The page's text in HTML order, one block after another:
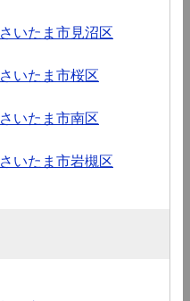
さいたま市見沼区
さいたま市桜区
さいたま市南区
さいたま市岩槻区